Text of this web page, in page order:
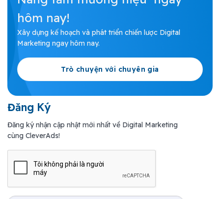
hôm nay!
Xây dựng kế hoạch và phát triển chiến lược Digital
Marketing ngay hôm nay.
Trò chuyện với chuyên gia
Đăng Ký
Đăng ký nhận cập nhật mới nhất về Digital Marketing
cùng CleverAds!